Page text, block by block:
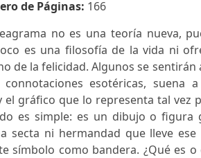
de Páginas: 166
no es una teoría nueva,
es una filosofía de la vida ni
de la felicidad. Algunos se
connotaciones esotéricas, suena
el gráfico que lo representa tal vez
es simple: es un dibujo o figura
secta ni hermandad que lleve
símbolo como bandera. ¿Qué es